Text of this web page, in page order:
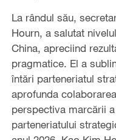
La rândul său,
Hourn, a salutat
China, apreciind
pragmatice. El a
întări parteneriatul
aprofunda
perspectiva marcării
parteneriatului